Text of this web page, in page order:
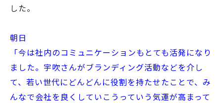
した。
朝日
「今は社内のコミュニケーションもとても活発になり
ました。宇吹さんがブランディング活動などを介し
て、若い世代にどんどんに役割を持たせたことで、み
んなで会社を良くしていこうっていう気運が高まって